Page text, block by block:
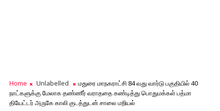
Home Unlabelled
மதுரை மாநகராட்சி 84 வது வார்டு பகுதியில் 40
நாட்களுக்கு மேலாக தண்ணீர் வராததை கண்டித்து பொதுமக்கள் பத்மா
தியேட்டர் அருகே காலி குடத்துடன் சாலை மறியல்